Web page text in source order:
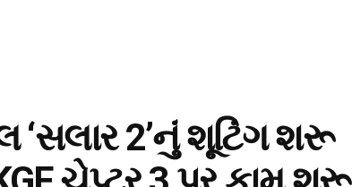
‘સલાર 2’નું શૂટિંગ શરૂ